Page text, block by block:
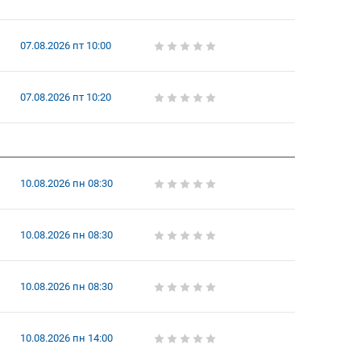
07.08.2026 пт 10:00
07.08.2026 пт 10:20
10.08.2026 пн 08:30
10.08.2026 пн 08:30
10.08.2026 пн 08:30
10.08.2026 пн 14:00